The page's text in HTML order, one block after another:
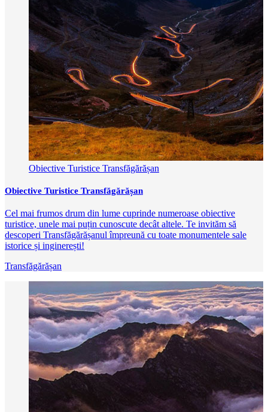
Obiective Turistice Transfăgărășan
Obiective Turistice Transfăgărășan
Cel mai frumos drum din lume cuprinde numeroase obiective
turistice, unele mai puțin cunoscute decât altele. Te invităm să
descoperi Transfăgărășanul împreună cu toate monumentele sale
istorice și inginerești!
Transfăgărășan